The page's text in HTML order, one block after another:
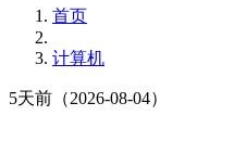
首页
计算机
5天前 （2026-08-04）